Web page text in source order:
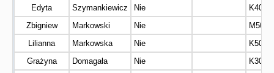
Edyta
Szymankiewicz Nie
K40
Zbigniew
Markowski Nie
M50
Lilianna
Markowska Nie
K50
Grażyna
Domagała Nie
K30